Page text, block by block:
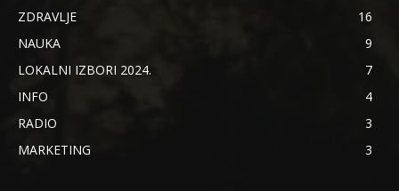
ZDRAVLJE
16
NAUKA
9
LOKALNI IZBORI 2024.
7
INFO
4
RADIO
3
MARKETING
3